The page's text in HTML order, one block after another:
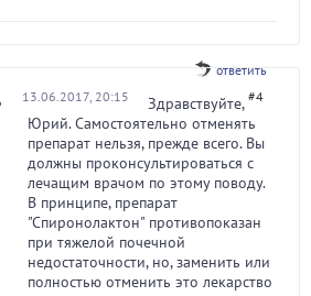
ответить
13.06.2017, 20:15 #4
Здравствуйте,
Юрий. Самостоятельно отменять
препарат нельзя, прежде всего. Вы
должны проконсультироваться с
лечащим врачом по этому поводу.
В принципе, препарат
"Спиронолактон" противопоказан
при тяжелой почечной
недостаточности, но, заменить или
полностью отменить это лекарство